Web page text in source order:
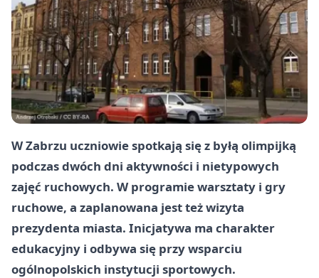
W Zabrzu uczniowie spotkają się z byłą olimpijką
podczas dwóch dni aktywności i nietypowych
zajęć ruchowych. W programie warsztaty i gry
ruchowe, a zaplanowana jest też wizyta
prezydenta miasta. Inicjatywa ma charakter
edukacyjny i odbywa się przy wsparciu
ogólnopolskich instytucji sportowych.